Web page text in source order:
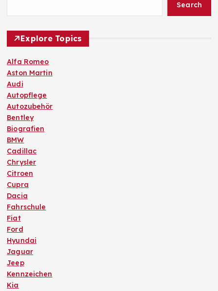
Search
Explore Topics
Alfa Romeo
Aston Martin
Audi
Autopflege
Autozubehör
Bentley
Biografien
BMW
Cadillac
Chrysler
Citroen
Cupra
Dacia
Fahrschule
Fiat
Ford
Hyundai
Jaguar
Jeep
Kennzeichen
Kia